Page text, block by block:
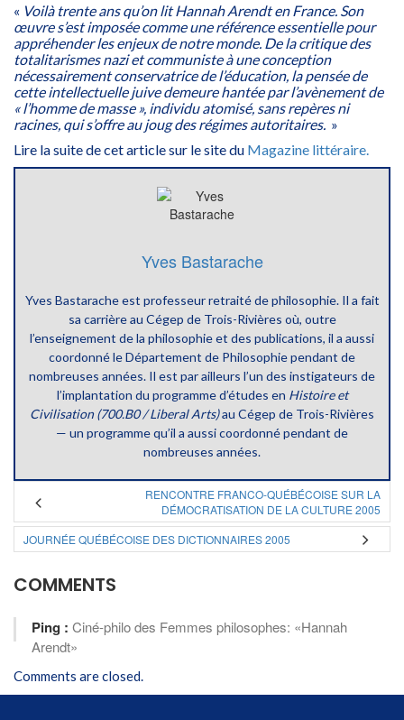
« Voilà trente ans qu’on lit Hannah Arendt en France. Son
œuvre s’est imposée comme une référence essentielle pour
appréhender les enjeux de notre monde. De la critique des
totalitarismes nazi et communiste à une conception
nécessairement conservatrice de l’éducation, la pensée de
cette intellectuelle juive demeure hantée par l’avènement de
« l’homme de masse », individu atomisé, sans repères ni
racines, qui s’offre au joug des régimes autoritaires. »
Lire la suite de cet article sur le site du Magazine littéraire.
Yves Bastarache
Yves Bastarache est professeur retraité de philosophie. Il a fait
sa carrière au Cégep de Trois-Rivières où, outre
l’enseignement de la philosophie et des publications, il a aussi
coordonné le Département de Philosophie pendant de
nombreuses années. Il est par ailleurs l’un des instigateurs de
l’implantation du programme d’études en Histoire et
Civilisation (700.B0 / Liberal Arts)au Cégep de Trois-Rivières
— un programme qu’il a aussi coordonné pendant de
nombreuses années.
RENCONTRE FRANCO-QUÉBÉCOISE SUR LA
DÉMOCRATISATION DE LA CULTURE 2005
JOURNÉE QUÉBÉCOISE DES DICTIONNAIRES 2005
COMMENTS
Ping : Ciné-philo des Femmes philosophes: «Hannah
Arendt»
Comments are closed.